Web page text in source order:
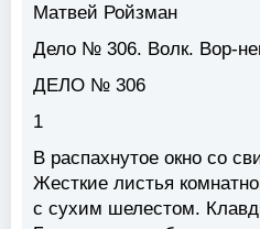
Матвей Ройзман
Дело № 306. Волк. Вор-
ДЕЛО № 306
1
В распахнутое окно со
Жесткие листья
с сухим шелестом.